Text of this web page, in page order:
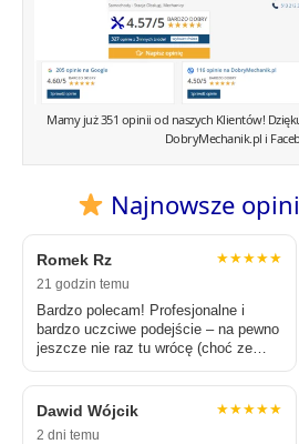
Mamy już 351 opinii od naszych Klientów!
DobryMechanik.pl i
Najnowsze
Romek Rz ★★★★★
21 godzin temu
Bardzo polecam! Profesjonalne i
bardzo uczciwe podejście – na pewno
jeszcze nie raz tu wrócę (choć ze
Dawid Wójcik ★★★★★
2 dni temu